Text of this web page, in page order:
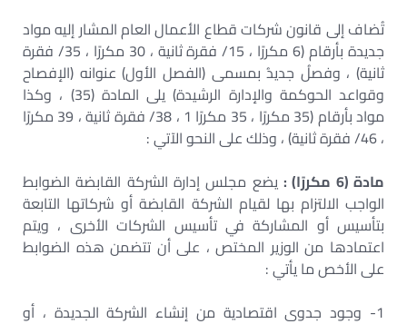
تُضاف إلى قانون شركات قطاع الأعمال العام المشار إليه مواد
جديدة بأرقام (6 مكررًا ، 15/ فقرة ثانية ، 30 مكررًا ، 35/ فقرة
ثانية) ، وفصلُ جديدُ بمسمى (الفصل الأول) عنوانه (الإفصاح
وقواعد الحوكمة والإدارة الرشيدة) يلى المادة (35) ، وكذا
مواد بأرقام (35 مكررًا ، 35 مكررًا 1 ، 38/ فقرة ثانية ، 39 مكررًا
، 46/ فقرة ثانية) ، وذلك على النحو الآتي :
مادة (6 مكررًا) :
يضع مجلس إدارة الشركة القابضة الضوابط
الواجب الالتزام بها لقيام الشركة القابضة أو شركاتها التابعة
بتأسيس أو المشاركة في تأسيس الشركات الأخرى ، ويتم
اعتمادها من الوزير المختص ، على أن تتضمن هذه الضوابط
على الأخص ما يأتي :
1- وجود جدوى اقتصادية من إنشاء الشركة الجديدة ، أو